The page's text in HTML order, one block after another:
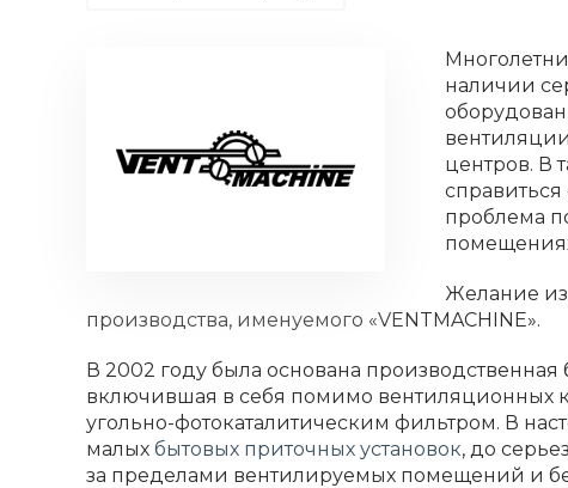
наличии
центров. В
проблема
Желание
производства, именуемого «VENTMACHINE».
В 2002 году была основана
включившая в себя помимо вентиляционных
угольно-фотокаталитическим фильтром. В
малых бытовых приточных установок, до
за пределами вентилируемых помещений и